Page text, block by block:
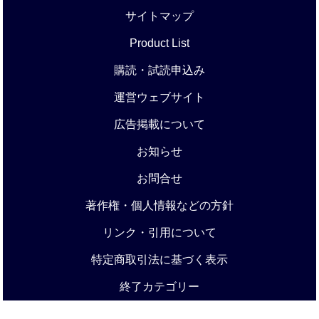
サイトマップ
Product List
購読・試読申込み
運営ウェブサイト
広告掲載について
お知らせ
お問合せ
著作権・個人情報などの方針
リンク・引用について
特定商取引法に基づく表示
終了カテゴリー